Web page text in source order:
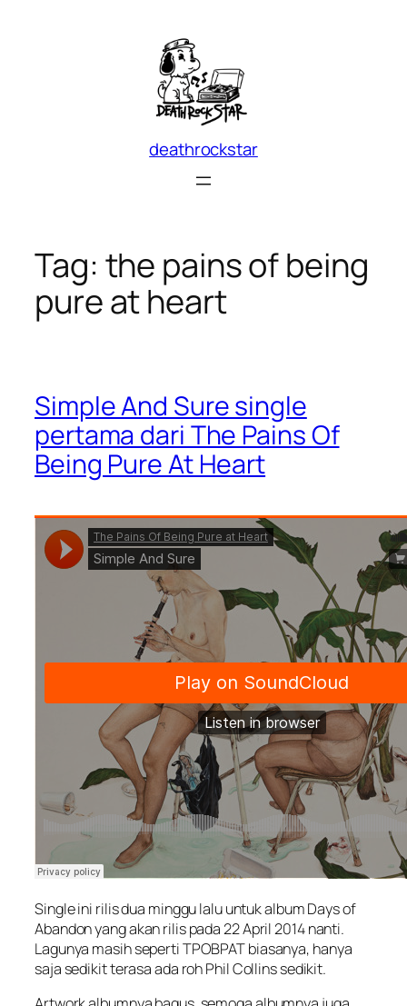
deathrockstar
Tag: the pains of being
pure at heart
Simple And Sure single
pertama dari The Pains Of
Being Pure At Heart
Single ini rilis dua minggu lalu untuk album Days of
Abandon yang akan rilis pada 22 April 2014 nanti.
Lagunya masih seperti TPOBPAT biasanya, hanya
saja sedikit terasa ada roh Phil Collins sedikit.